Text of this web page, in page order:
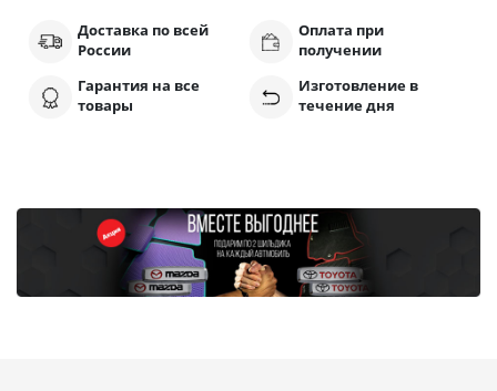
Доставка по всей
России
Оплата при
получении
Гарантия на все
товары
Изготовление в
течение дня